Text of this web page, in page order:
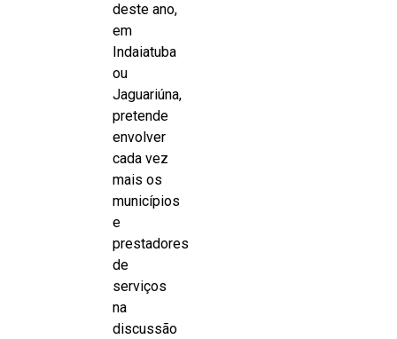
deste ano,
em
Indaiatuba
ou
Jaguariúna,
pretende
envolver
cada vez
mais os
municípios
e
prestadores
de
serviços
na
discussão